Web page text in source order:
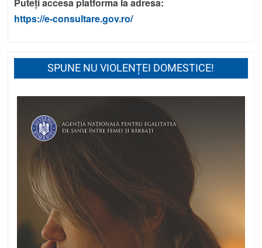
Puteți accesa platforma la adresa:
https://e-consultare.gov.ro/
SPUNE NU VIOLENȚEI DOMESTICE!